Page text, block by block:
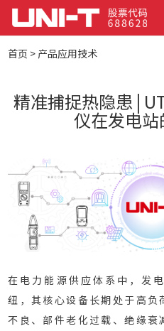
首页 > 产品应用技术
精准捕捉热隐患 |
仪在发电
在电力能源供应体系中，发
纽，其核心设备长期处于高
不良、部件老化过载、绝缘